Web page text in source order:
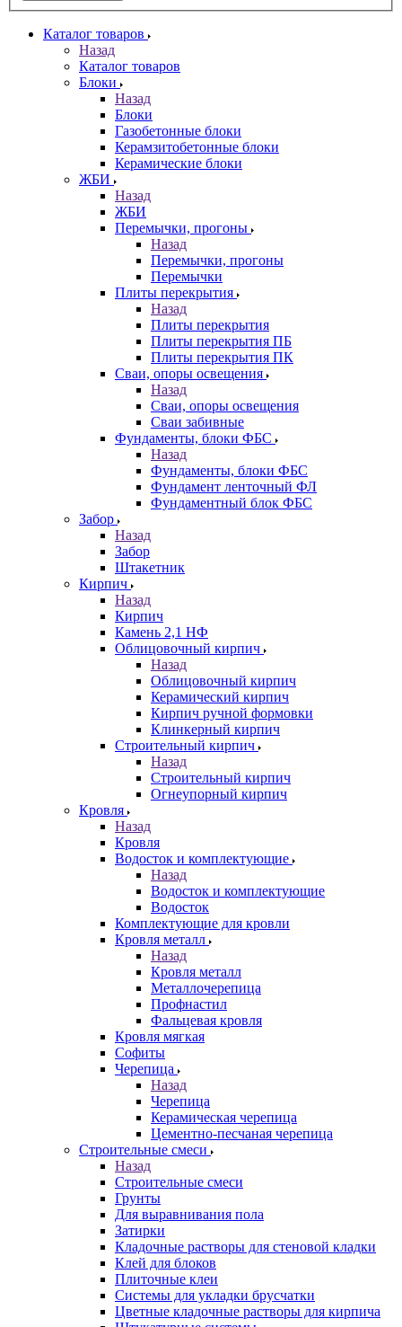
Каталог товаров
Назад
Каталог товаров
Блоки
Назад
Блоки
Газобетонные блоки
Керамзитобетонные блоки
Керамические блоки
ЖБИ
Назад
ЖБИ
Перемычки, прогоны
Назад
Перемычки, прогоны
Перемычки
Плиты перекрытия
Назад
Плиты перекрытия
Плиты перекрытия ПБ
Плиты перекрытия ПК
Сваи, опоры освещения
Назад
Сваи, опоры освещения
Сваи забивные
Фундаменты, блоки ФБС
Назад
Фундаменты, блоки ФБС
Фундамент ленточный ФЛ
Фундаментный блок ФБС
Забор
Назад
Забор
Штакетник
Кирпич
Назад
Кирпич
Камень 2,1 НФ
Облицовочный кирпич
Назад
Облицовочный кирпич
Керамический кирпич
Кирпич ручной формовки
Клинкерный кирпич
Строительный кирпич
Назад
Строительный кирпич
Огнеупорный кирпич
Кровля
Назад
Кровля
Водосток и комплектующие
Назад
Водосток и комплектующие
Водосток
Комплектующие для кровли
Кровля металл
Назад
Кровля металл
Металлочерепица
Профнастил
Фальцевая кровля
Кровля мягкая
Софиты
Черепица
Назад
Черепица
Керамическая черепица
Цементно-песчаная черепица
Строительные смеси
Назад
Строительные смеси
Грунты
Для выравнивания пола
Затирки
Кладочные растворы для стеновой кладки
Клей для блоков
Плиточные клеи
Системы для укладки брусчатки
Цветные кладочные растворы для кирпича